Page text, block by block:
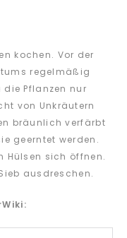
kochen. Vor der
regelmäßig
Pflanzen nur
von Unkräutern
bräunlich verfärbt
geerntet werden.
Hülsen sich öffnen.
ausdreschen.